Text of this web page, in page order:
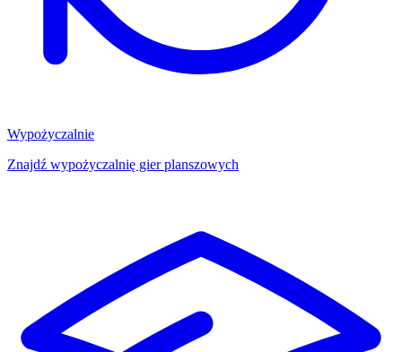
Wypożyczalnie
Znajdź wypożyczalnię gier planszowych